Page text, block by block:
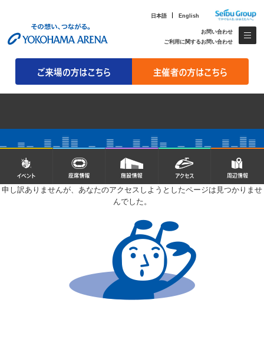
お問い合わせ
ご利用に関するお問い合わせ
日本語 English
申し訳ありませんが、あなたのアクセスしようとしたページは見つかりませ
んでした。